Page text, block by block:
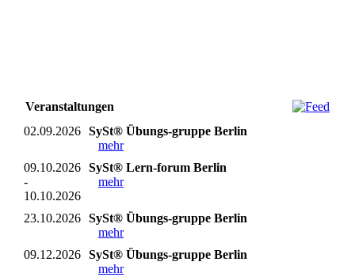
Veranstaltungen
02.09.2026 SySt® Übungs-gruppe Berlin
mehr
09.10.2026
-
10.10.2026
SySt® Lern-forum Berlin
mehr
23.10.2026 SySt® Übungs-gruppe Berlin
mehr
09.12.2026 SySt® Übungs-gruppe Berlin
mehr